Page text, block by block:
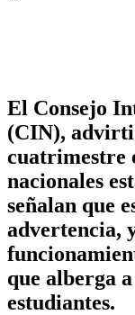
El Consejo
(CIN),
cuatrimestre
nacionales
señalan que
advertencia,
que alberga
estudiantes.